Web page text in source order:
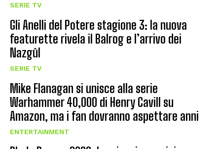
SERIE TV
Gli Anelli del Potere stagione 3: la nuova
featurette rivela il Balrog e l’arrivo dei
Nazgûl
SERIE TV
Mike Flanagan si unisce alla serie
Warhammer 40,000 di Henry Cavill su
Amazon, ma i fan dovranno aspettare anni
ENTERTAINMENT